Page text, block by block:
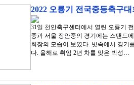
2022 오룡기 전국중등축구
31일 천안축구센터에서 열린 오룡기
중과 서울 장안중의 경기에는 스탠드
회장의 모습이 보였다. 빗속에서 경기
다. 올해로 취임 2년 차를 맞은 박성…